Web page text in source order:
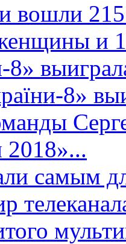
вошли 215
и
8»
8»
2018»...
самым